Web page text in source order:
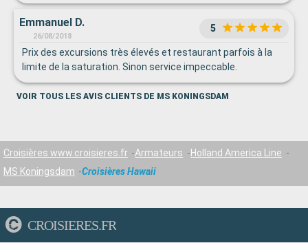
Emmanuel D.
26/08/2018
5
Prix des excursions très élevés et restaurant parfois à la
limite de la saturation. Sinon service impeccable.
VOIR TOUS LES AVIS CLIENTS DE MS KONINGSDAM
Croisières www.croisieres.fr Armateurs
Holland America Line
MS Koningsdam
Croisières Hawaii
CROISIERES.FR